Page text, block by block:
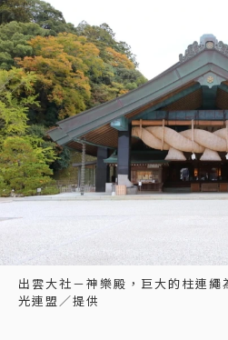
出雲大社－神樂殿，巨大的柱連
光連盟／提供